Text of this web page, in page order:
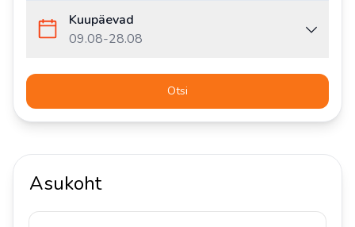
Kuupäevad
09.08-28.08
Otsi
Asukoht